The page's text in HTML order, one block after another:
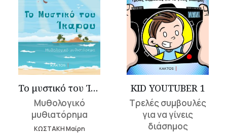
Το μυστικό του Ίκαρου
Μυθολογικό
μυθιατόρημα
ΚΩΣΤΑΚΗ Μαίρη
KID YOUTUBER 1
Τρελές συμβουλές
για να γίνεις
διάσημος